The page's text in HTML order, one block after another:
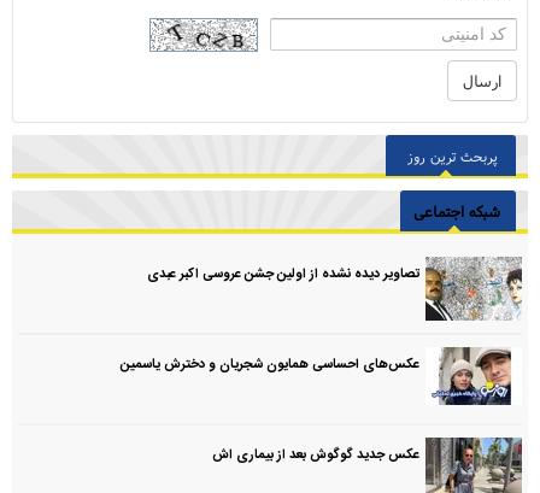
پربحث ترین روز
شبکه اجتماعی
تصاویر دیده نشده از اولین جشن عروسی اکبر عبدی
عکس‌های احساسی همایون شجریان و دخترش یاسمین
عکس جدید گوگوش بعد از بیماری اش